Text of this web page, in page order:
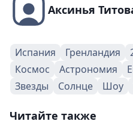
Аксинья
Испания Гренландия
Космос
Астрономия
Звезды
Солнце Шоу
Читайте также